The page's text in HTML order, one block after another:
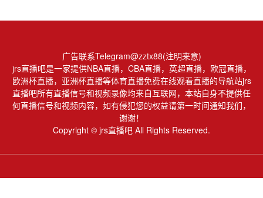
广告联系Telegram@zztx88(注明来意)
jrs直播吧是一家提供NBA直播，CBA直播，英超直播，欧冠直播，
欧洲杯直播，亚洲杯直播等体育直播免费在线观看直播的导航站jrs
直播吧所有直播信号和视频录像均来自互联网，本站自身不提供任
何直播信号和视频内容，如有侵犯您的权益请第一时间通知我们，
谢谢！
Copyright © jrs直播吧 All Rights Reserved.